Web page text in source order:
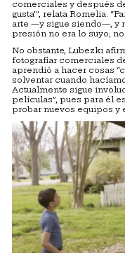
comerciales y después
gusta’”, relata Romelia.
arte —y sigue siendo—, y
presión no era lo suyo;
No obstante, Lubezki
fotografiar comerciales
aprendió a hacer cosas
solventar cuando
Actualmente sigue
películas”, pues para él
probar nuevos equipos y